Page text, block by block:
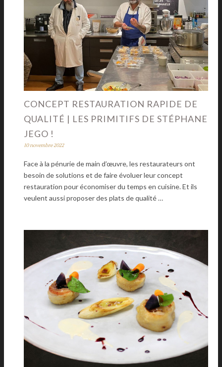
CONCEPT RESTAURATION RAPIDE DE
QUALITÉ | LES PRIMITIFS DE STÉPHANE
JEGO !
10 novembre 2022
Face à la pénurie de main d’œuvre, les restaurateurs ont
besoin de solutions et de faire évoluer leur concept
restauration pour économiser du temps en cuisine. Et ils
veulent aussi proposer des plats de qualité …